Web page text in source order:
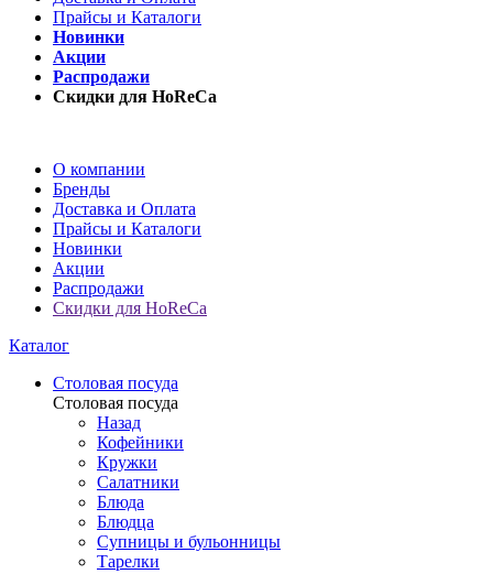
Прайсы и Каталоги
Новинки
Акции
Распродажи
Скидки для HoReCa
О компании
Бренды
Доставка и Оплата
Прайсы и Каталоги
Новинки
Акции
Распродажи
Скидки для HoReCa
Каталог
Столовая посуда
Столовая посуда
Назад
Кофейники
Кружки
Салатники
Блюда
Блюдца
Супницы и бульонницы
Тарелки